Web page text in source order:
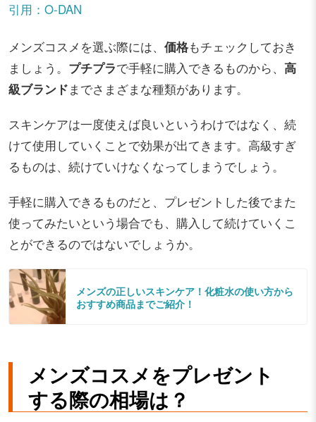
引用：O-DAN
メンズコスメを選ぶ際には、 価格もチェックしておき
ましょう。 プチプラで手軽に購入できるものから、 高
級ブランドまでさまざまな種類があります。
スキンケアは一度使えば良いというわけではなく、続
けて使用していくことで効果が出てきます。高級すぎ
るものは、続けていけなくなってしまうでしょう。
手軽に購入できるものだと、プレゼントした後でまた
使ってみたいという場合でも、購入して続けていくこ
とができるのではないでしょうか。
メンズの正しいスキンケア！化粧水の使い方から
おすすめ商品までご紹介！
メンズコスメをプレゼント
する際の相場は？